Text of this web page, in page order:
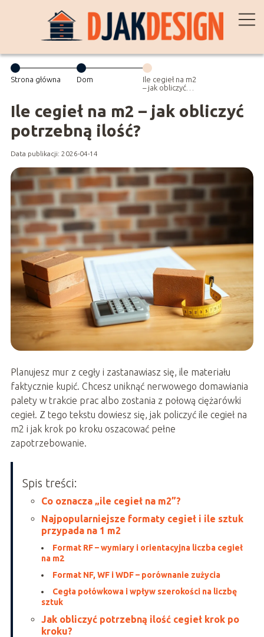
Strona główna Dom
Ile cegieł na m2
– jak obliczyć
Ile cegieł na m2 – jak obliczyć
potrzebną ilość?
Data publikacji: 2026-04-14
Planujesz mur z cegły i zastanawiasz się, ile materiału
faktycznie kupić. Chcesz uniknąć nerwowego domawiania
palety w trakcie prac albo zostania z połową ciężarówki
cegieł. Z tego tekstu dowiesz się, jak policzyć ile cegieł na
m2 i jak krok po kroku oszacować pełne
zapotrzebowanie.
Spis treści:
Co oznacza „ile cegieł na m2”?
Najpopularniejsze formaty cegieł i ile sztuk
przypada na 1 m2
Format RF – wymiary i orientacyjna liczba cegieł
na m2
Format NF, WF i WDF – porównanie zużycia
Cegła połówkowa i wpływ szerokości na liczbę
sztuk
Jak obliczyć potrzebną ilość cegieł krok po
kroku?